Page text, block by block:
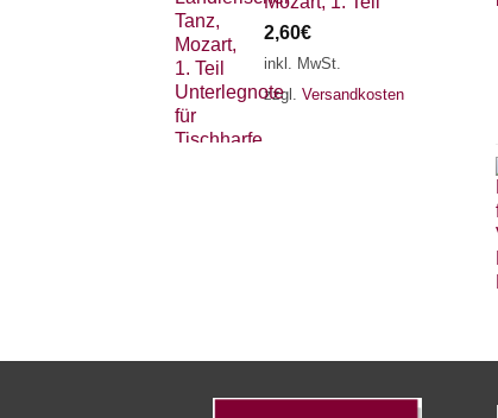
2,60€
inkl. MwSt.
zzgl. Versandkosten